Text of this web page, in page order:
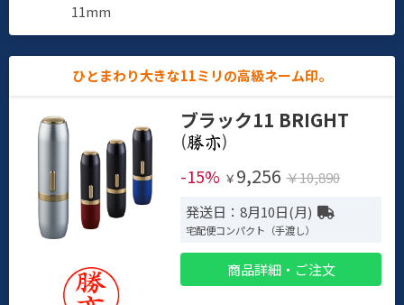
11mm
ひとまわり大きな11ミリの高級ネーム印。
ブラック11 BRIGHT
(
)
-15% ￥ 9,256 ￥10,890
発送日：8月10日(月)
宅配便コンパクト（手渡し）
商品詳細・ご注文